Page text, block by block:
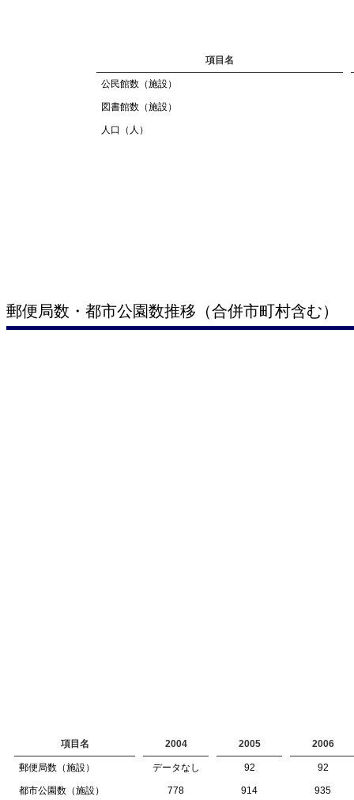
項目名
公民館数（施設）
図書館数（施設）
人口（人）
郵便局数・都市公園数推移（合併市町村含む）
項目名 2004 2005 2006
郵便局数（施設） データなし 92 92
都市公園数（施設） 778 914 935